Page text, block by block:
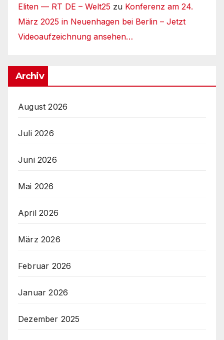
Eliten — RT DE – Welt25 zu Konferenz am 24.
März 2025 in Neuenhagen bei Berlin – Jetzt
Videoaufzeichnung ansehen…
Archiv
August 2026
Juli 2026
Juni 2026
Mai 2026
April 2026
März 2026
Februar 2026
Januar 2026
Dezember 2025